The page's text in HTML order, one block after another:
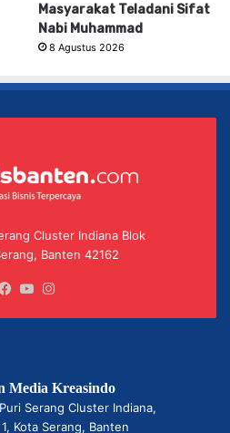
Masyarakat Teladani Sifat
Nabi Muhammad
8 Agustus 2026
Cluster Indiana Blok
Banten 42162
Facebook
YouTube
Media Kreasindo
Serang Cluster Indiana,
Kota Serang, Banten